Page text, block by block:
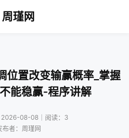
周瑾网
位置改变输赢概率_掌握
能稳赢-程序讲解
2026-08-08｜阅读：3
布者：周瑾网